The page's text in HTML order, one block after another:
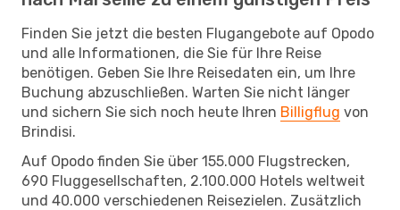
Finden Sie jetzt die besten Flugangebote auf Opodo
und alle Informationen, die Sie für Ihre Reise
benötigen. Geben Sie Ihre Reisedaten ein, um Ihre
Buchung abzuschließen. Warten Sie nicht länger
und sichern Sie sich noch heute Ihren Billigflug von
Brindisi.
Auf Opodo finden Sie über 155.000 Flugstrecken,
690 Fluggesellschaften, 2.100.000 Hotels weltweit
und 40.000 verschiedenen Reisezielen. Zusätzlich